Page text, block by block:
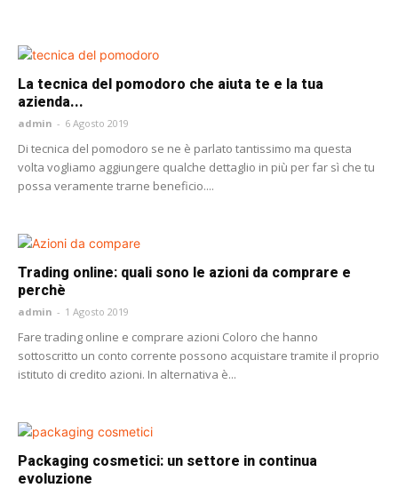
La tecnica del pomodoro che aiuta te e la tua
azienda...
admin - 6 Agosto 2019
Di tecnica del pomodoro se ne è parlato tantissimo ma questa
volta vogliamo aggiungere qualche dettaglio in più per far sì che tu
possa veramente trarne beneficio....
Trading online: quali sono le azioni da comprare e
perchè
admin - 1 Agosto 2019
Fare trading online e comprare azioni Coloro che hanno
sottoscritto un conto corrente possono acquistare tramite il proprio
istituto di credito azioni. In alternativa è...
Packaging cosmetici: un settore in continua
evoluzione